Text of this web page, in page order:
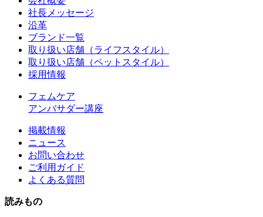
社長メッセージ
沿革
ブランド一覧
取り扱い店舗（ライフスタイル）
取り扱い店舗（ペットスタイル）
採用情報
フェムケア
アンバサダー講座
掲載情報
ニュース
お問い合わせ
ご利用ガイド
よくある質問
読みもの